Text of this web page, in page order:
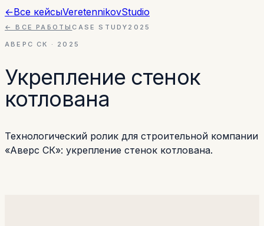
←Все кейсыVeretennikovStudio
← ВСЕ РАБОТЫ CASE STUDY 2025
АВЕРС СК · 2025
Укрепление стенок
котлована
Технологический ролик для строительной компании
«Аверс СК»: укрепление стенок котлована.